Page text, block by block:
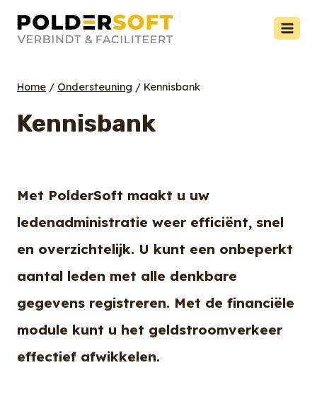
naar
inhoud
Home / Ondersteuning / Kennisbank
Kennisbank
Met PolderSoft maakt u uw
ledenadministratie weer efficiënt, snel
en overzichtelijk. U kunt een onbeperkt
aantal leden met alle denkbare
gegevens registreren. Met de financiële
module kunt u het geldstroomverkeer
effectief afwikkelen.